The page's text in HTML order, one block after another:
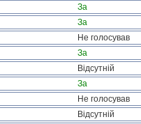
За
За
Не голосував
За
Відсутній
За
Не голосував
Відсутній